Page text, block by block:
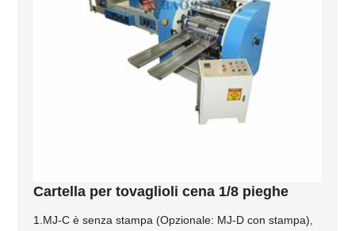
Cartella per tovaglioli cena 1/8 pieghe
1.MJ-C è senza stampa (Opzionale: MJ-D con stampa),